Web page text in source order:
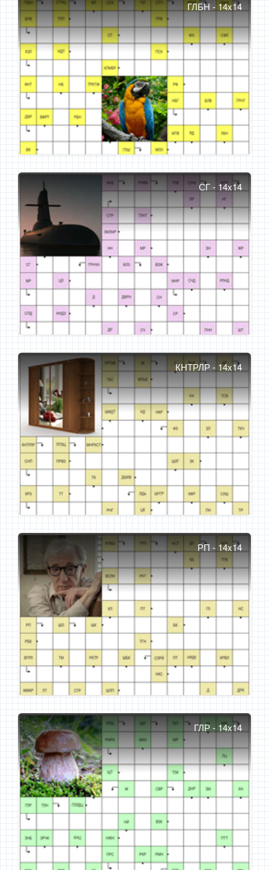
ГЛБН - 14x14
СГ - 14x14
КНТРЛР - 14x14
РП - 14x14
ГЛР - 14x14